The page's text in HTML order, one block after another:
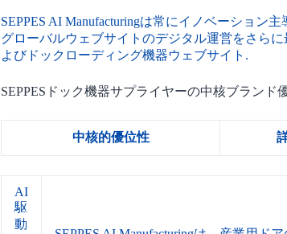
SEPPES AI Manufacturingは常にイノベーション
グローバルウェブサイトのデジタル運営をさらに
よびドックローディング機器ウェブサイト.
SEPPESドック機器サプライヤーの中核ブランド
中核的優位性
AI
駆
動